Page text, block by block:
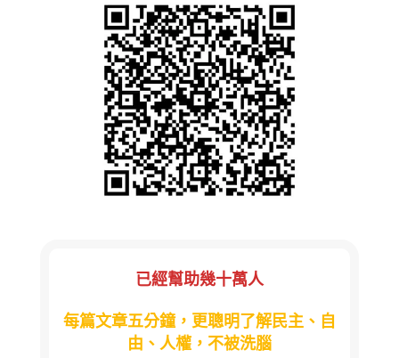
已經幫助幾十萬人
每篇文章五分鐘，更聰明了解民主、自
由、人權，不被洗腦